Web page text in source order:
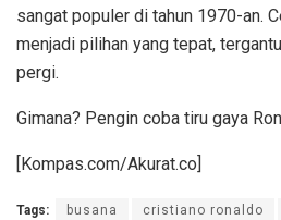
sangat populer di tahun 1970-an.
menjadi pilihan yang tepat,
pergi.
Gimana? Pengin coba tiru gaya
[Kompas.com/Akurat.co]
Tags: busana cristiano ronaldo